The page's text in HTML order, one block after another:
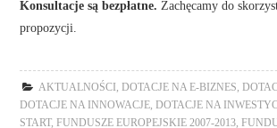
Konsultacje są bezpłatne. Zachęcamy do
propozycji.
AKTUALNOŚCI ,DOTACJE NA E-BIZNES ,
DOTACJE NA INNOWACJE ,DOTACJE NA
START,FUNDUSZE EUROPEJSKIE 2007-2013 ,